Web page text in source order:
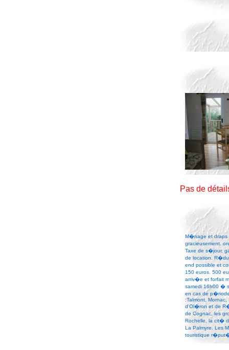
Pas de
M�nage et draps
gracieusement.
Taxe de s�jour,
de location.
end possible et
150 euros. 500
arriv�e et forfait
samedi 16h00 �
en cas de
:Talmont,
d'Ol�ron et de
de Cognac, les
Rochelle, la cit�
La Palmyre. Les
touristique